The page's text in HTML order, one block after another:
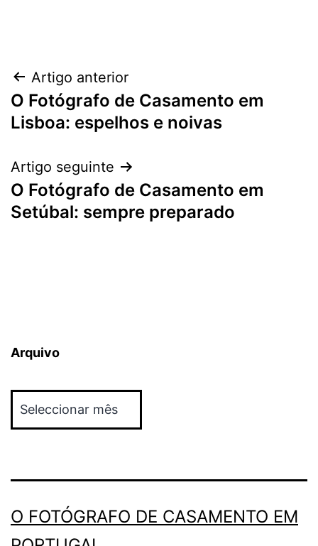
Navegação
de
Artigo anterior
O Fotógrafo de Casamento em
Lisboa: espelhos e noivas
Artigo seguinte
O Fotógrafo de Casamento em
Setúbal: sempre preparado
Arquivo
O FOTÓGRAFO DE CASAMENTO EM